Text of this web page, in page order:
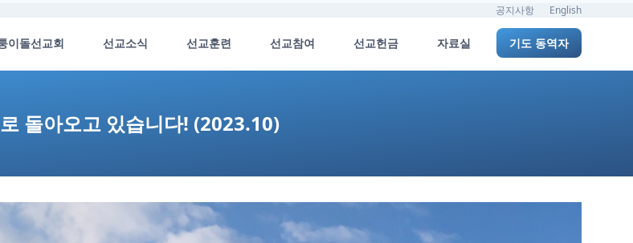
공지사항 English
이돌선교회 선교소식 선교훈련 선교참여 선교헌금 자료실 기도 동역자
돌아오고 있습니다! (2023.10)